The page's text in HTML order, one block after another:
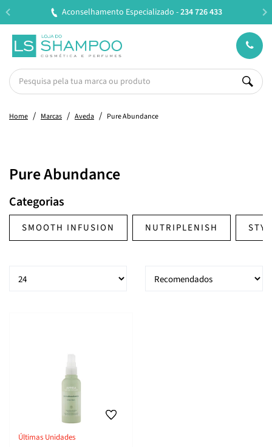
- 234 726 433 Entregas em 24H úteis.
Home Marcas Aveda Pure Abundance
Pure Abundance
Categorias
SMOOTH INFUSION NUTRIPLENISH
Últimas Unidades